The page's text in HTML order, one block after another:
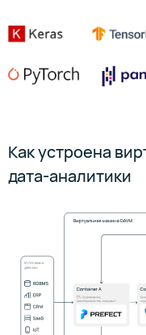
Как устроена
дата-аналитики